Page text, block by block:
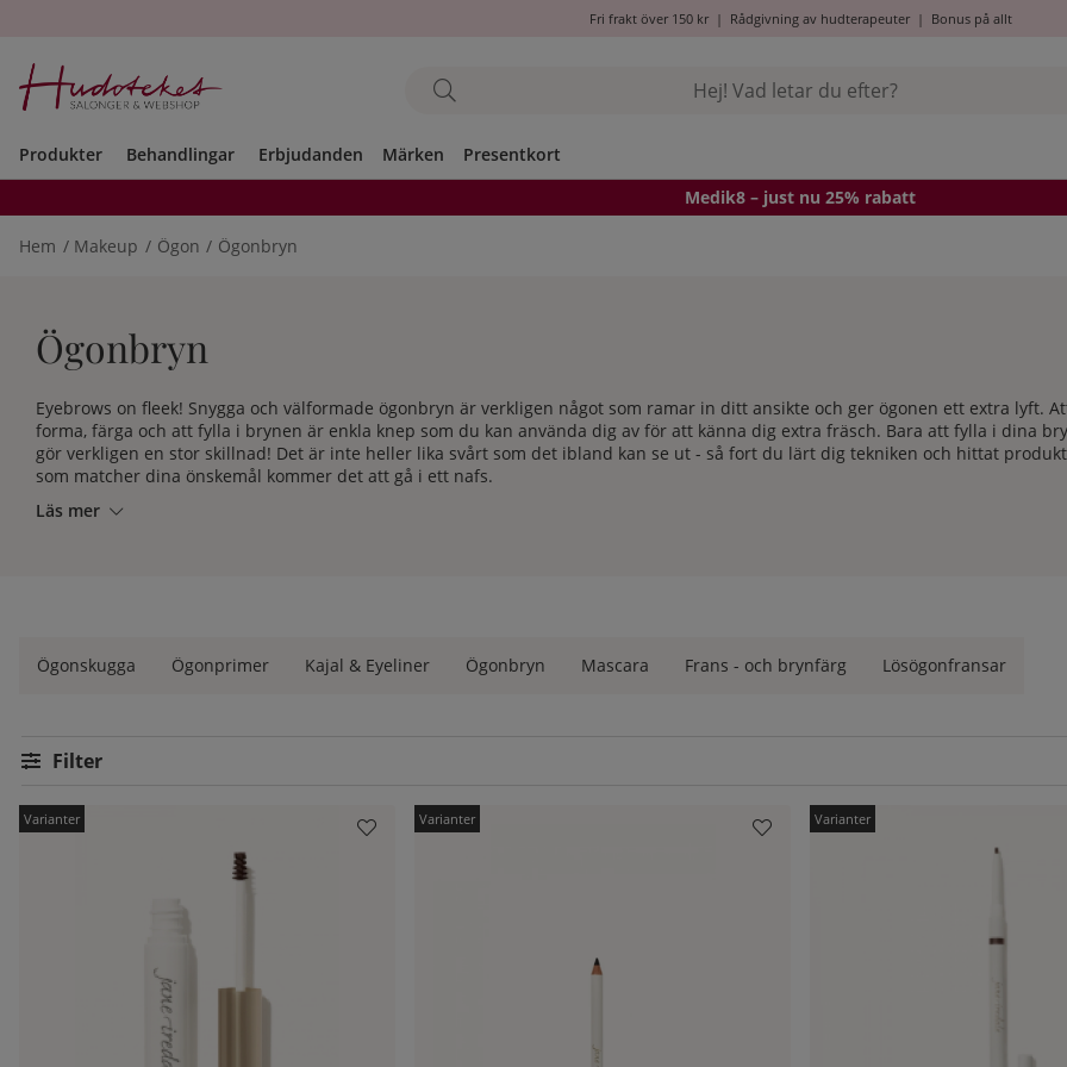
Fri frakt över 150 kr| Rådgivning av hudterapeuter| Bonus på allt
Produkter Behandlingar Erbjudanden Märken Presentkort
Medik8 – just nu 25% rabatt
Hem Makeup Ögon Ögonbryn
Ögonbryn
Eyebrows on fleek! Snygga och välformade ögonbryn är verkligen något som ramar in ditt ansikte och ger ögonen ett extra lyft.
forma, färga och att fylla i brynen är enkla knep som du kan använda dig av för att känna dig extra fräsch. Bara att fylla i dina
gör verkligen en stor skillnad! Det är inte heller lika svårt som det ibland kan se ut - så fort du lärt dig tekniken och hittat
som matcher dina önskemål kommer det att gå i ett nafs.
Men att hitta rätt ögonbrynsprodukter kan vara lika svårt som att hitta en nål i en höstack. Här har vi samlat alla våra
Ögonbrynspenna - forma enkelt dina bryn
En ögonbrynspenna är den vanligaste och enklaste produkten att använda för att fixa dina bryn. Det här är speciellt bra för dig
Ögonbrynsskugga - för en naturlig look
Det här är produkten för dig som vill ha en mer naturlig look. Med ögonbrynsskugga får du mjukare resultat än med
Läs mer
Ögonskugga Ögonprimer Kajal & Eyeliner Ögonbryn Mascara Frans - och brynfärg Lösögonfransar
Filtrera
Produkter